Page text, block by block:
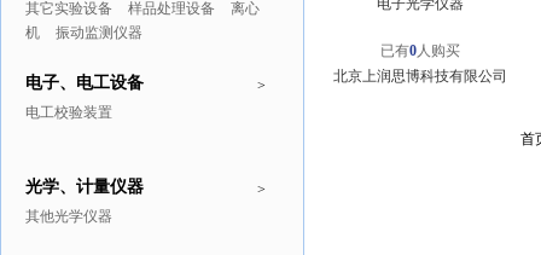
其它实验设备 样品处理设备
离心
机
振动监测仪器
>
电子、电工设备
电工校验装置
>
光学、计量仪器
其他光学仪器
电子光学仪器
已有0人购买
北京上润思博科技有限公司
首